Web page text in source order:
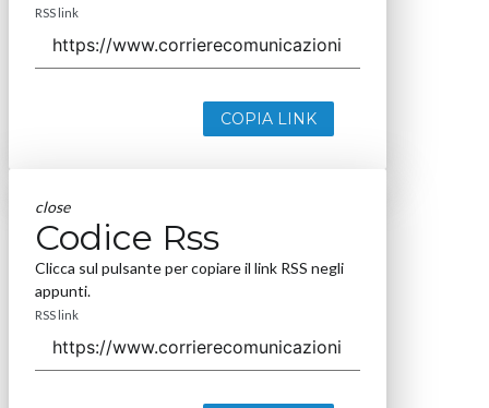
RSS link
COPIA LINK
close
Codice Rss
Clicca sul pulsante per copiare il link RSS negli
appunti.
RSS link